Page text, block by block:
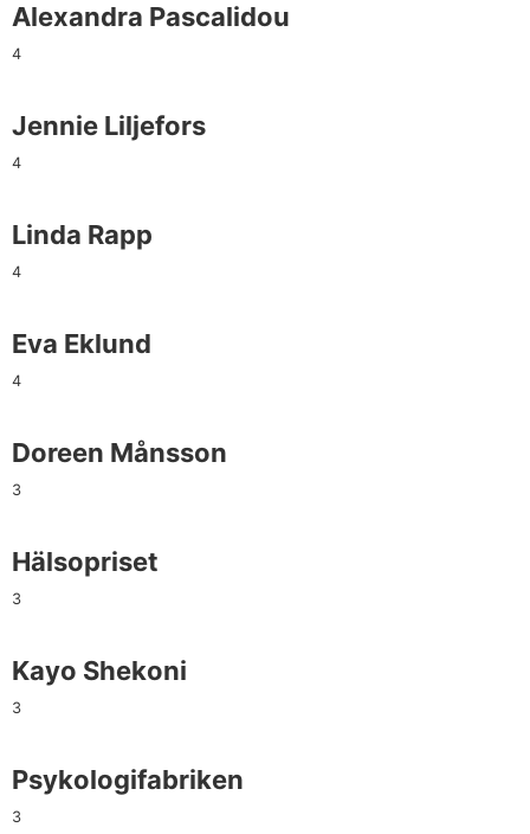
Alexandra Pascalidou
4
Jennie Liljefors
4
Linda Rapp
4
Eva Eklund
4
Doreen Månsson
3
Hälsopriset
3
Kayo Shekoni
3
Psykologifabriken
3